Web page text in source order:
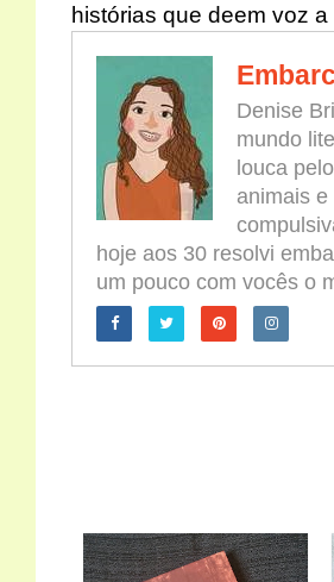
histórias que deem voz
Denise
mundo
louca
animais
hoje aos 30 resolvi
um pouco com vocês o